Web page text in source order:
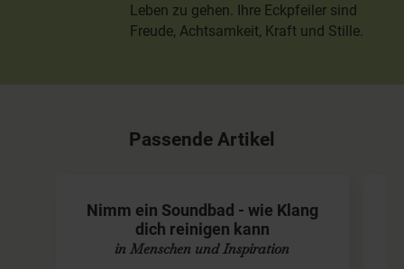
Leben zu gehen. Ihre Eckpfeiler sind
Freude, Achtsamkeit, Kraft und Stille.
Passende Artikel
Nimm ein Soundbad - wie Klang
dich reinigen kann
in Menschen und Inspiration